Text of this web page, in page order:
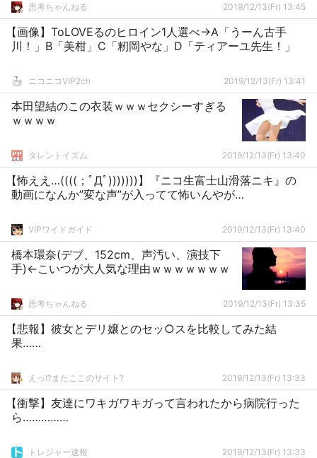
思考ちゃんねる 2019/12/13(Fr) 13:45
【画像】ToLOVEるのヒロイン1人選べ→A「うーん古手
川！」B「美柑」C「籾岡やな」D「ティアーユ先生！」
ニコニコVIP2ch 2019/12/13(Fr) 13:41
本田望結のこの衣装ｗｗｗセクシーすぎる
ｗｗｗｗ
タレントイズム 2019/12/13(Fr) 13:40
【怖ええ…((((；ﾟДﾟ)))))))】『ニコ生富士山滑落ニキ』の
動画になんか”変な声”が入ってて怖いんやが…
VIPワイドガイド 2019/12/13(Fr) 13:40
橋本環奈(デブ、152cm、声汚い、演技下
手)←こいつが大人気な理由ｗｗｗｗｗｗｗ
思考ちゃんねる 2019/12/13(Fr) 13:35
【悲報】彼女とデリ嬢とのセッ○スを比較してみた結
果……
えっ!?またここのサイト? 2019/12/13(Fr) 13:33
【衝撃】友達にワキガワキガって言われたから病院行った
ら……………
トレジャー速報 2019/12/13(Fr) 13:33